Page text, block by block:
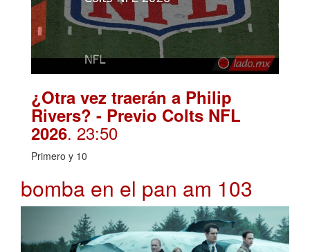
¿Otra vez traerán a Philip
Rivers? - Previo Colts NFL
2026. 23:50
Primero y 10
bomba en el pan am 103